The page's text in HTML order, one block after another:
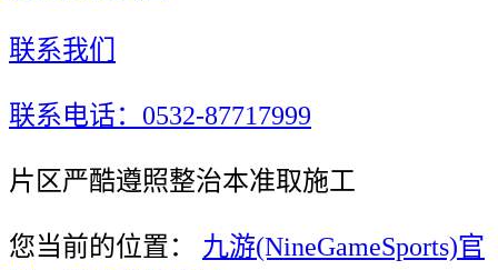
联系我们
联系电话：0532-87717999
片区严酷遵照整治本准取施工
您当前的位置： 九游(NineGameSports)官